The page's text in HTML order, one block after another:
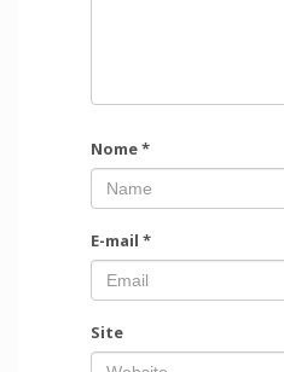
Nome*
E-mail *
Site